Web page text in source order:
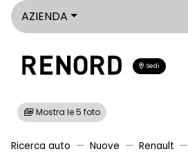
AZIENDA
Sedi
Mostra le 5 foto
Ricerca auto Nuove Renault